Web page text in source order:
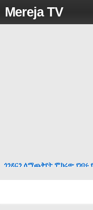
Mereja TV
ጎንደርን ለማጨቅየት ሞክረው